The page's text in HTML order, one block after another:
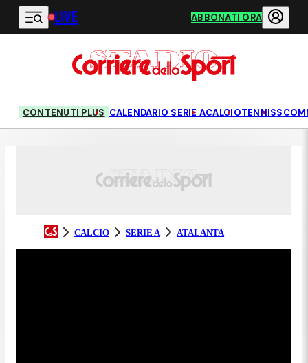
Vai al contenuto principale
LIVE ABBONATI ORA
CONTENUTI PLUS CALENDARIO SERIE ACALCIOTENNIS
CALCIO SERIE A ATALANTA